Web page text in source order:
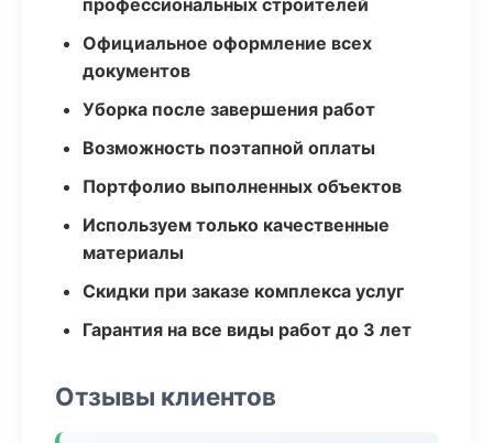
профессиональных строителей
Официальное оформление всех
документов
Уборка после завершения работ
Возможность поэтапной оплаты
Портфолио выполненных объектов
Используем только качественные
материалы
Скидки при заказе комплекса услуг
Гарантия на все виды работ до 3 лет
Отзывы клиентов